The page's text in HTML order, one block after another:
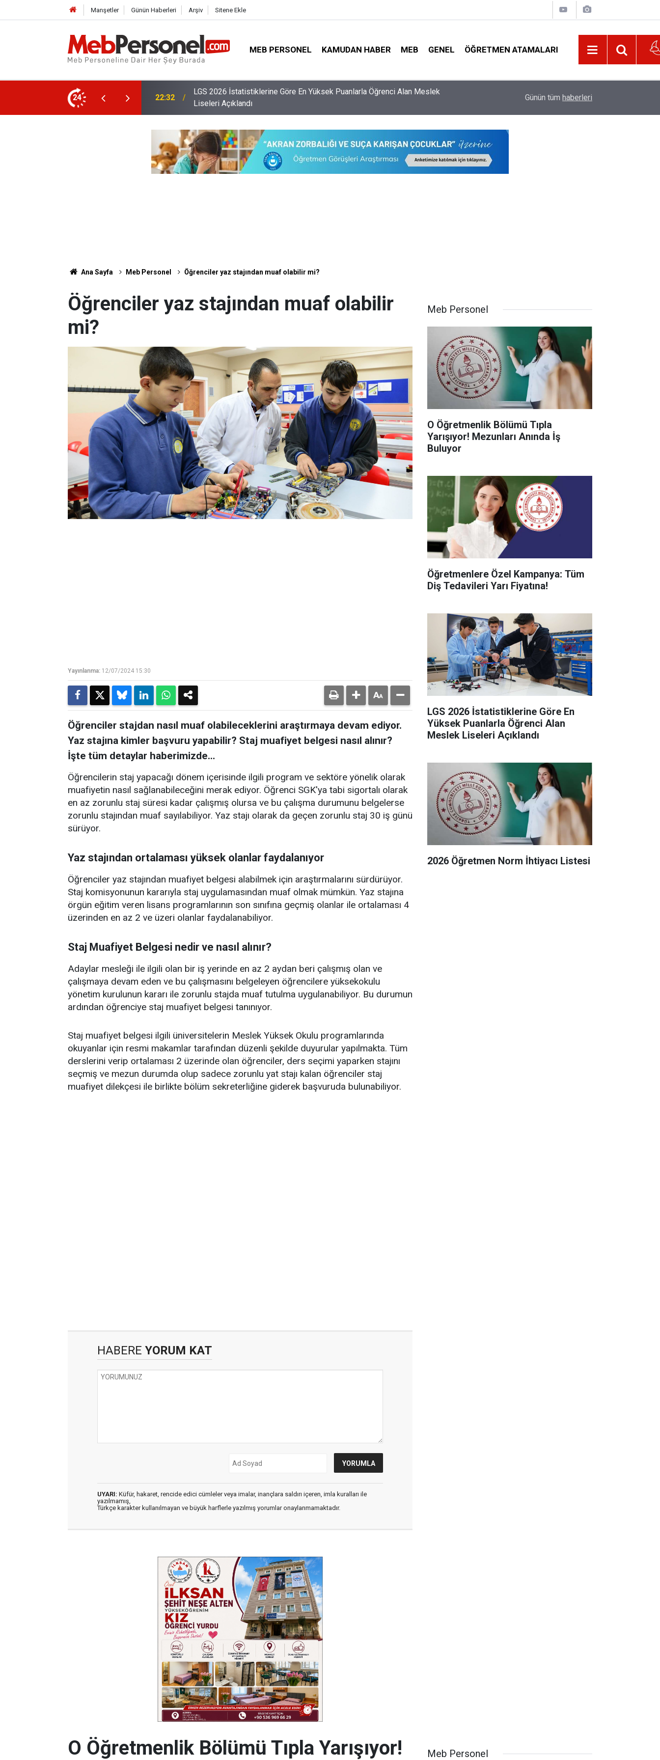
Manşetler Günün Haberleri Arşiv Sitene Ekle
MEB PERSONEL KAMUDAN HABER MEB GENEL ÖĞRETMEN ATAMALARI
24
Puanlarla Öğrenci Alan Meslek
22:02 2026 Öğretmen Norm İhtiyacı Listesi Belediyeden Öğrencilere Beslenme, Ulaşım
Günün tüm haberleri
Ana Sayfa Meb Personel Öğrenciler yaz stajından muaf olabilir mi?
Öğrenciler yaz stajından muaf olabilir
mi?
Yayınlanma: 12/07/2024 15:30
Öğrenciler stajdan nasıl muaf olabileceklerini araştırmaya devam ediyor.
Yaz stajına kimler başvuru yapabilir? Staj muafiyet belgesi nasıl alınır?
İşte tüm detaylar haberimizde…
Öğrencilerin staj yapacağı dönem içerisinde ilgili program ve sektöre yönelik olarak
muafiyetin nasıl sağlanabileceğini merak ediyor. Öğrenci SGK'ya tabi sigortalı olarak
en az zorunlu staj süresi kadar çalışmış olursa ve bu çalışma durumunu belgelerse
zorunlu stajından muaf sayılabiliyor. Yaz stajı olarak da geçen zorunlu staj 30 iş günü
sürüyor.
Yaz stajından ortalaması yüksek olanlar faydalanıyor
Öğrenciler yaz stajından muafiyet belgesi alabilmek için araştırmalarını sürdürüyor.
Staj komisyonunun kararıyla staj uygulamasından muaf olmak mümkün. Yaz stajına
örgün eğitim veren lisans programlarının son sınıfına geçmiş olanlar ile ortalaması 4
üzerinden en az 2 ve üzeri olanlar faydalanabiliyor.
Staj Muafiyet Belgesi nedir ve nasıl alınır?
Adaylar mesleği ile ilgili olan bir iş yerinde en az 2 aydan beri çalışmış olan ve
çalışmaya devam eden ve bu çalışmasını belgeleyen öğrencilere yüksekokulu
yönetim kurulunun kararı ile zorunlu stajda muaf tutulma uygulanabiliyor. Bu durumun
ardından öğrenciye staj muafiyet belgesi tanınıyor.
Staj muafiyet belgesi ilgili üniversitelerin Meslek Yüksek Okulu programlarında
okuyanlar için resmi makamlar tarafından düzenli şekilde duyurular yapılmakta. Tüm
derslerini verip ortalaması 2 üzerinde olan öğrenciler, ders seçimi yaparken stajını
seçmiş ve mezun durumda olup sadece zorunlu yat stajı kalan öğrenciler staj
muafiyet dilekçesi ile birlikte bölüm sekreterliğine giderek başvuruda bulunabiliyor.
HABERE YORUM KAT
UYARI: Küfür, hakaret, rencide edici cümleler veya imalar, inançlara saldırı içeren, imla kuralları ile
yazılmamış,
Türkçe karakter kullanılmayan ve büyük harflerle yazılmış yorumlar onaylanmamaktadır.
Meb Personel
O Öğretmenlik Bölümü Tıpla
Yarışıyor! Mezunları Anında İş
Buluyor
Öğretmenlere Özel Kampanya: Tüm
Diş Tedavileri Yarı Fiyatına!
LGS 2026 İstatistiklerine Göre En
Yüksek Puanlarla Öğrenci Alan
Meslek Liseleri Açıklandı
2026 Öğretmen Norm İhtiyacı Listesi
O Öğretmenlik Bölümü Tıpla Yarışıyor! Meb Personel